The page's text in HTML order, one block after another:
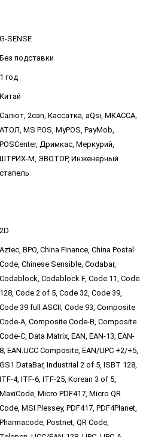
G-SENSE
Без подставки
1 год
Китай
Салют, 2can, Кассатка, aQsi, МКАССА,
АТОЛ, MS POS, MyPOS, PayMob,
POSCenter, Дримкас, Меркурий,
ШТРИХ-М, ЭВОТОР, Инженерный
стапель
2D
Aztec, BPO, China Finance, China Postal
Code, Chinese Sensible, Codabar,
Codablock, Codablock F, Code 11, Code
128, Code 2 of 5, Code 32, Code 39,
Code 39 full ASCII, Code 93, Composite
Code-A, Composite Code-B, Composite
Code-C, Data Matrix, EAN, EAN-13, EAN-
8, EAN.UCC Composite, EAN/UPC +2/+5,
GS1 DataBar, Industrial 2 of 5, ISBT 128,
ITF-4, ITF-6, ITF-25, Korean 3 of 5,
MaxiCode, Micro PDF417, Micro QR
Code, MSI Plessey, PDF417, PDF4Planet,
Pharmacode, Postnet, QR Code,